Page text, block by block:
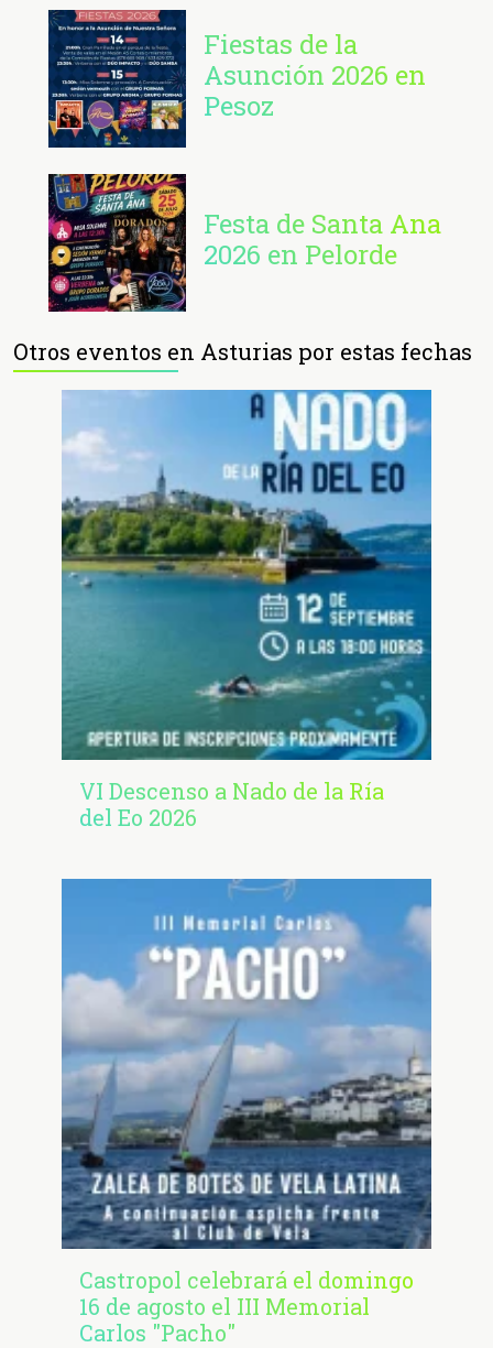
Fiestas de la
Asunción 2026 en
Pesoz
Festa de Santa Ana
2026 en Pelorde
Otros eventos en Asturias por estas fechas
VI Descenso a Nado de la Ría
del Eo 2026
Castropol celebrará el domingo
16 de agosto el III Memorial
Carlos "Pacho"